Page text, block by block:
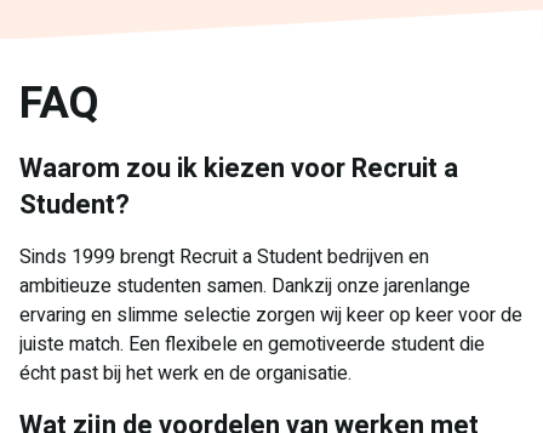
FAQ
Waarom zou ik kiezen voor Recruit a
Student?
Sinds 1999 brengt Recruit a Student bedrijven en
ambitieuze studenten samen. Dankzij onze jarenlange
ervaring en slimme selectie zorgen wij keer op keer voor de
juiste match. Een flexibele en gemotiveerde student die
écht past bij het werk en de organisatie.